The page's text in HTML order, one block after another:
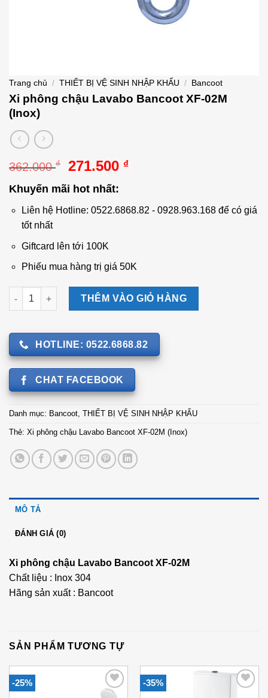
Trang chủ / THIẾT BỊ VỆ SINH NHẬP KHẨU / Bancoot
Xi phông chậu Lavabo Bancoot XF-02M
(Inox)
362.000₫
Giá
là:
362.000 ₫.
271.500 ₫Giá
là:
Khuyến mãi hot nhất:
Liên hệ Hotline: 0522.6868.82 - 0928.963.168 để có giá
tốt nhất
Giftcard lên tới 100K
Phiếu mua hàng trị giá 50K
Xi phông chậu Lavabo Bancoot XF-02M (Inox) số lượng
THÊM VÀO GIỎ HÀNG
HOTLINE: 0522.6868.82
CHAT FACEBOOK
Danh mục: Bancoot THIẾT BỊ VỆ SINH NHẬP KHẨU
Thẻ: Xi phông chậu Lavabo Bancoot XF-02M (Inox)
MÔ TẢ
ĐÁNH GIÁ (0)
Xi phông chậu Lavabo Bancoot XF-02M
Chất liệu : Inox 304
Hãng sản xuất : Bancoot
SẢN PHẨM TƯƠNG TỰ
-25% -35%